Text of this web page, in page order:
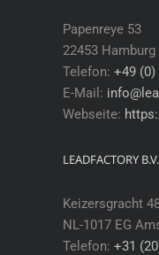
Papenreye 53
22453 Hamburg
Telefon: +49 (0)
E-Mail:
Webseite:
LEADFACTORY B.V.
Keizersgracht
NL-1017 EG
Telefon: +31